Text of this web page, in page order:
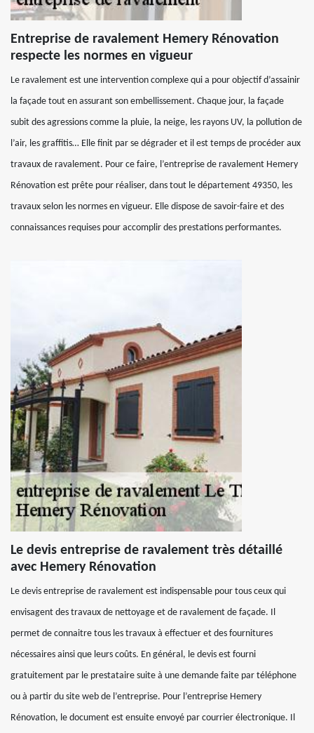
Entreprise de ravalement Hemery Rénovation
respecte les normes en vigueur
Le ravalement est une intervention complexe qui a pour objectif d’assainir
la façade tout en assurant son embellissement. Chaque jour, la façade
subit des agressions comme la pluie, la neige, les rayons UV, la pollution de
l’air, les graffitis… Elle finit par se dégrader et il est temps de procéder aux
travaux de ravalement. Pour ce faire, l’entreprise de ravalement Hemery
Rénovation est prête pour réaliser, dans tout le département 49350, les
travaux selon les normes en vigueur. Elle dispose de savoir-faire et des
connaissances requises pour accomplir des prestations performantes.
Le devis entreprise de ravalement très détaillé
avec Hemery Rénovation
Le devis entreprise de ravalement est indispensable pour tous ceux qui
envisagent des travaux de nettoyage et de ravalement de façade. Il
permet de connaitre tous les travaux à effectuer et des fournitures
nécessaires ainsi que leurs coûts. En général, le devis est fourni
gratuitement par le prestataire suite à une demande faite par téléphone
ou à partir du site web de l’entreprise. Pour l’entreprise Hemery
Rénovation, le document est ensuite envoyé par courrier électronique. Il